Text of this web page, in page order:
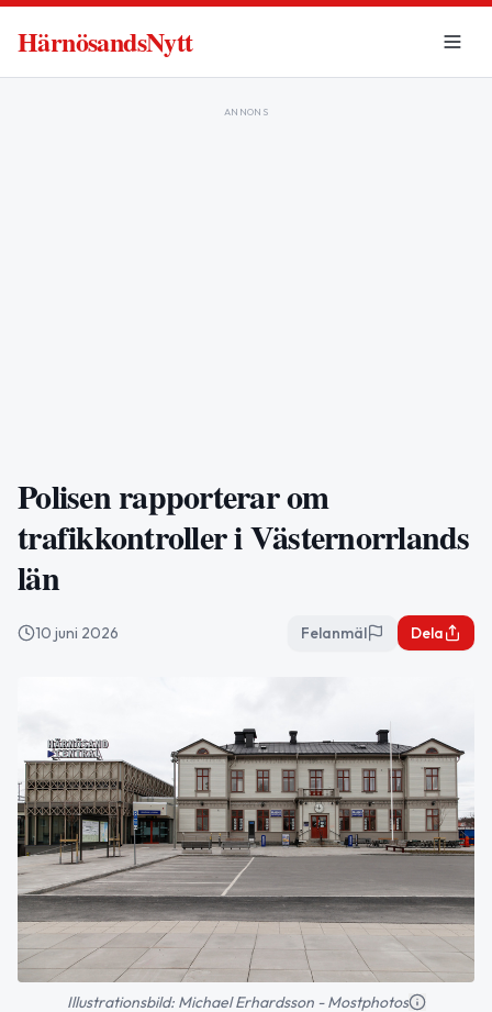
HärnösandsNytt
ANNONS
Polisen rapporterar om
trafikkontroller i Västernorrlands
län
10 juni 2026 Felanmäl Dela
Illustrationsbild: Michael Erhardsson - Mostphotos